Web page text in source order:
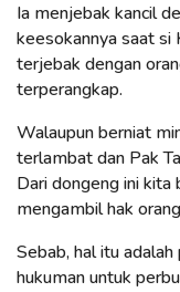
Ia menjebak kancil
keesokannya saat si
terjebak dengan
terperangkap.
Walaupun berniat
terlambat dan Pak
Dari dongeng ini kita
mengambil hak
Sebab, hal itu
hukuman untuk